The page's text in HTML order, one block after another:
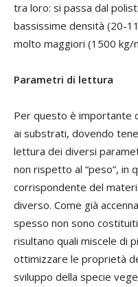
tra loro: si passa dal
bassissime densità (20-
molto maggiori (1500 kg/
Parametri di lettura
Per questo è importante
ai substrati, dovendo
lettura dei diversi
non rispetto al “peso”, in
corrispondente del
diverso. Come già
spesso non sono
risultano quali miscele di
ottimizzare le proprietà
sviluppo della specie